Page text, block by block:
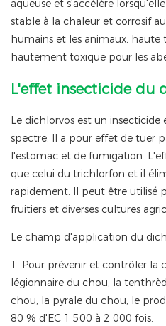
aqueuse et s'accélère
stable à la chaleur et corrosif
humains et les animaux, haute
hautement toxique pour les
L'effet insecticide du
Le dichlorvos est un insecticide
spectre. Il a pour effet de tuer
l'estomac et de fumigation.
que celui du trichlorfon et il
rapidement. Il peut être utilisé
fruitiers et diverses cultures
Le champ d'application du
1. Pour prévenir et contrôler la
légionnaire du chou, la
chou, la pyrale du chou, le
80 % d'EC 1 500 à 2 000 fois.